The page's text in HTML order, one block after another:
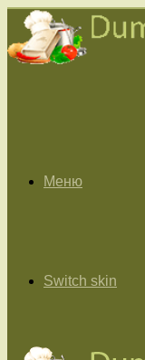
Меню
Switch skin